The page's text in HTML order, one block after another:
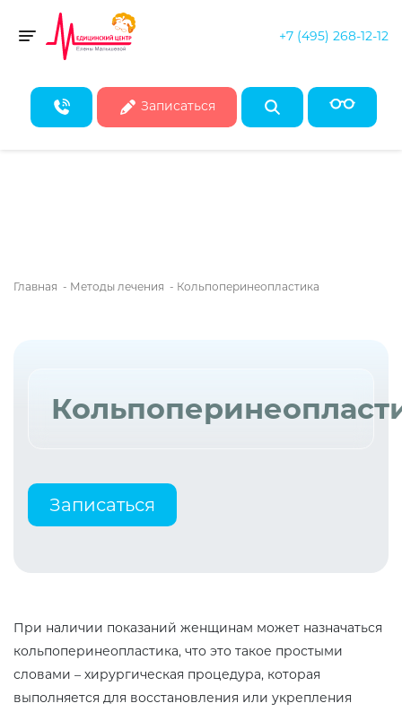
Toggle navigation +7 (495) 268-12-12
Записаться
Скидка 50% на все консультации врачей!*
августа
Главная - Методы лечения - Кольпоперинеопластика
Записаться
При наличии показаний женщинам может назначаться
кольпоперинеопластика, что это такое простыми
словами – хирургическая процедура, которая
выполняется для восстановления или укрепления